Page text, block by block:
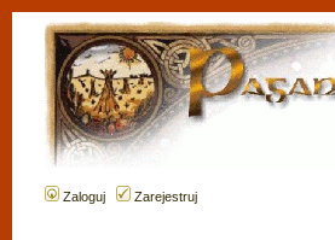
Zaloguj Zarejestruj